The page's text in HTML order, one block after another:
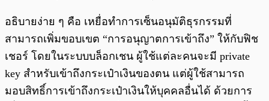
อธิบายง่าย ๆ คือ เหยื่อทำการเซ็นอนุมัติธุรกรรมที่
สามารถเพิ่มขอบเขต “การอนุญาตการเข้าถึง” ให้กับฟิช
เชอร์ โดยในระบบบล็อกเชน ผู้ใช้แต่ละคนจะมี private
key สำหรับเข้าถึงกระเป๋าเงินของตน แต่ผู้ใช้สามารถ
มอบสิทธิ์การเข้าถึงกระเป๋าเงินให้บุคคลอื่นได้ ด้วยการ